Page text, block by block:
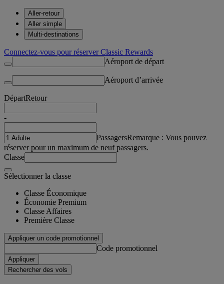
Aller-retour
Aller simple
Multi-destinations
Connectez-vous pour réserver Classic Rewards
Aéroport de départ
Aéroport d’arrivée
DépartRetour
-
PassagersRemarque : Vous pouvez
réserver pour un maximum de neuf passagers.
Classe
Sélectionner la classe
Classe Économique
Économie Premium
Classe Affaires
Première Classe
Appliquer un code promotionnel
Code promotionnel
Appliquer
Rechercher des vols